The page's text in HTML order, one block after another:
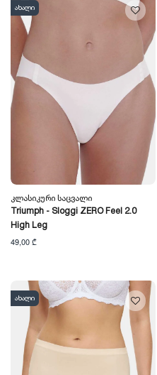
ახალი
Კლასიკური Საცვალი
Triumph - Sloggi ZERO Feel 2.0
High Leg
49,00 ₾
ახალი